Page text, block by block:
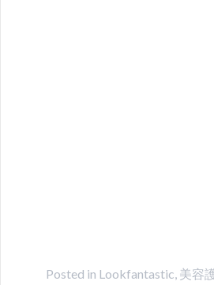
Posted in Lookfantastic, 美容